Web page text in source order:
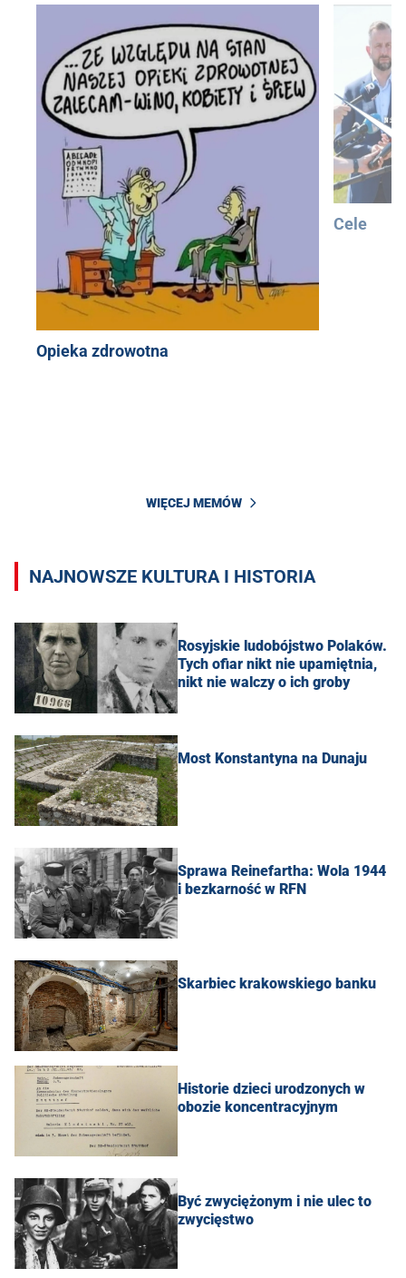
Opieka zdrowotna
Cele
WIĘCEJ MEMÓW
NAJNOWSZE KULTURA I HISTORIA
Rosyjskie ludobójstwo Polaków.
Tych ofiar nikt nie upamiętnia,
nikt nie walczy o ich groby
Most Konstantyna na Dunaju
Sprawa Reinefartha: Wola 1944
i bezkarność w RFN
Skarbiec krakowskiego banku
Historie dzieci urodzonych w
obozie koncentracyjnym
Być zwyciężonym i nie ulec to
zwycięstwo